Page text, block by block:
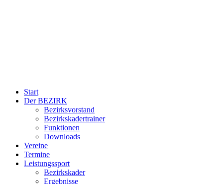
Start
Der BEZIRK
Bezirksvorstand
Bezirkskadertrainer
Funktionen
Downloads
Vereine
Termine
Leistungssport
Bezirkskader
Ergebnisse